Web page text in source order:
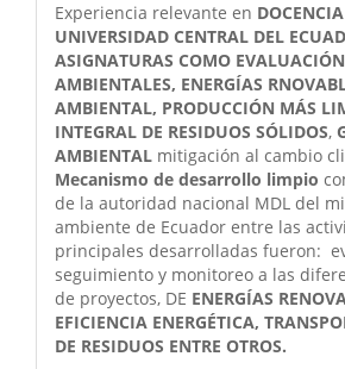
Experiencia relevante en
UNIVERSIDAD CENTRAL DEL
ASIGNATURAS COMO
AMBIENTALES, ENERGÍAS
AMBIENTAL, PRODUCCIÓN MÁS
INTEGRAL DE RESIDUOS SÓLIDOS,
AMBIENTAL mitigación al cambio
Mecanismo de desarrollo limpio
de la autoridad nacional MDL del
ambiente de Ecuador entre las
principales desarrolladas fueron:
seguimiento y monitoreo a las
de proyectos, DE ENERGÍAS
EFICIENCIA ENERGÉTICA,
DE RESIDUOS ENTRE OTROS.